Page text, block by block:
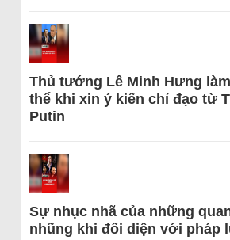
Thủ tướng Lê Minh Hưng
thể khi xin ý kiến chỉ đạo từ
Putin
Sự nhục nhã của những
nhũng khi đối diện với pháp